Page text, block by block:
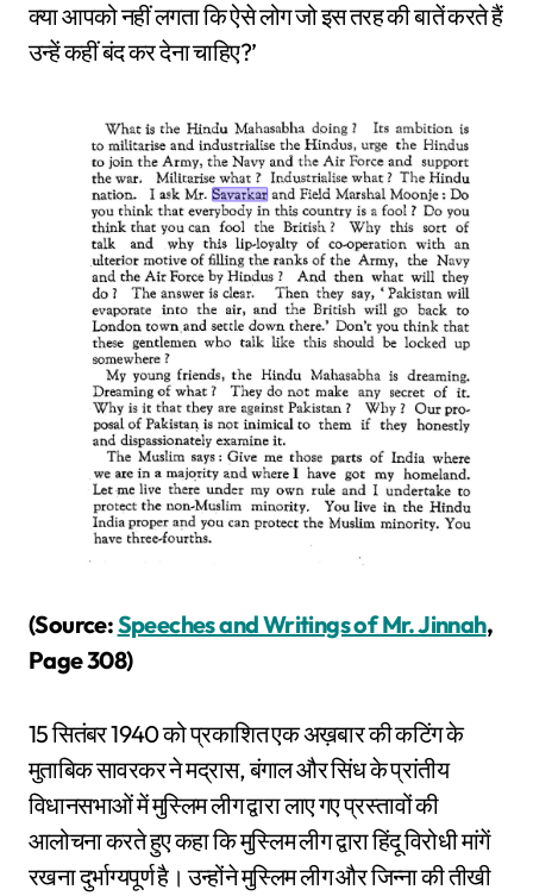
क्या आपको नहीं लगता कि ऐसे लोग जो इस तरह की बातें करते हैं
उन्हें कहीं बंद कर देना चाहिए?’
(Source:Speeches and Writings of Mr. Jinnah,
Page 308)
15 सितंबर 1940 को प्रकाशित एक अख़बार की कटिंग के
मुताबिक सावरकर ने मद्रास, बंगाल और सिंध के प्रांतीय
विधानसभाओं में मुस्लिम लीग द्वारा लाए गए प्रस्तावों की
आलोचना करते हुए कहा कि मुस्लिम लीग द्वारा हिंदू विरोधी मांगें
रखना दुर्भाग्यपूर्ण है। उन्होंने मुस्लिम लीग और जिन्ना की तीखी